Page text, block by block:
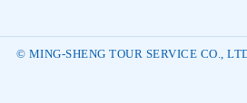
© MING-SHENG TOUR SERVICE CO.,